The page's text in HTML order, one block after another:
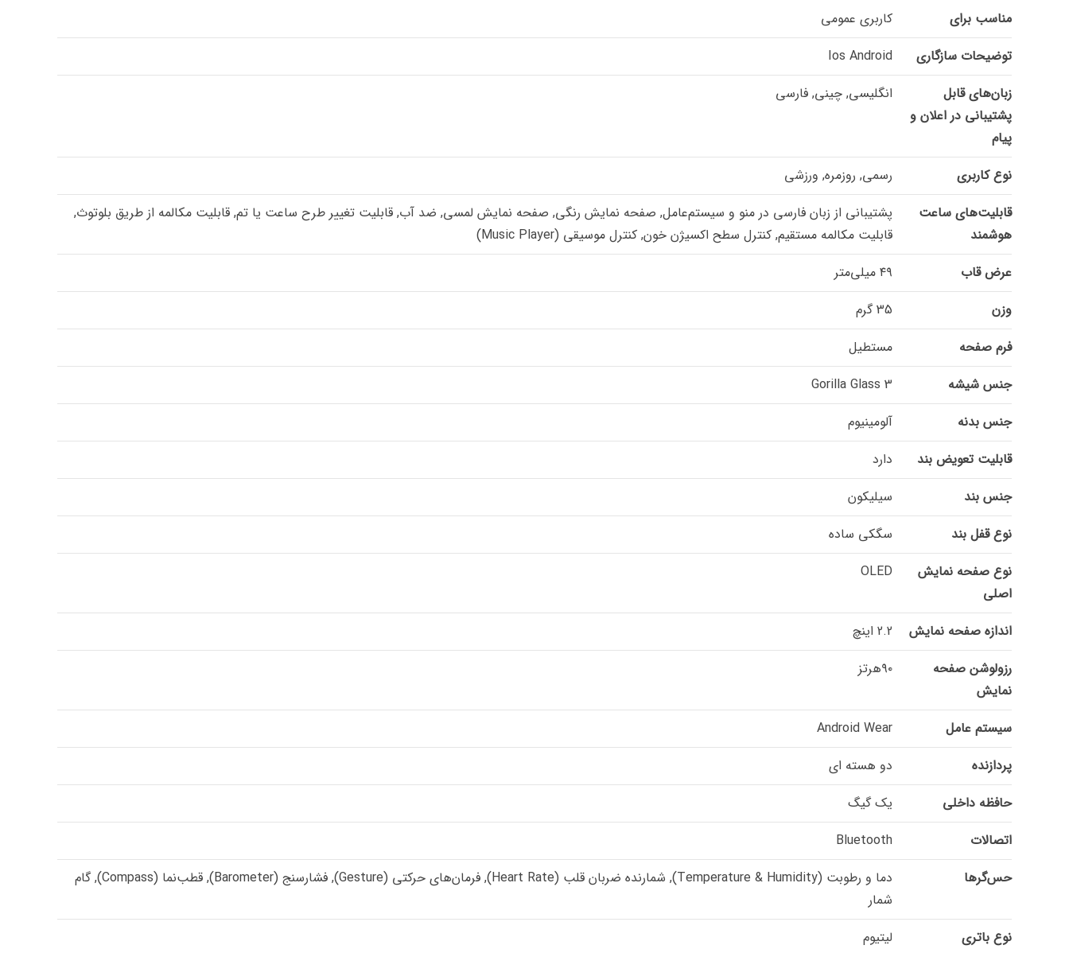
مناسب برای
کاربری عمومی
توضیحات سازگاری
Ios Android
زبان‌های قابل
پشتیبانی در اعلان و
پیام
انگلیسی, چینی, فارسی
نوع کاربری
رسمی, روزمره, ورزشی
قابلیت‌های ساعت
هوشمند
پشتیبانی از زبان فارسی در منو و سیستم‌عامل, صفحه نمایش رنگی, صفحه نمایش لمسی, ضد آب, قابلیت تغییر طرح ساعت یا تم, قابلیت مکالمه از طریق بلوتوث,
قابلیت مکالمه مستقیم, کنترل سطح اکسیژن خون, کنترل موسیقی (Music Player)
عرض قاب
۴۹ میلی‌متر
وزن
35 گرم
فرم صفحه
مستطیل
جنس شیشه
Gorilla Glass 3
جنس بدنه
آلومینیوم
قابلیت تعویض بند
دارد
جنس بند
سیلیکون
نوع قفل بند
سگکی ساده
نوع صفحه نمایش
اصلی
OLED
اندازه صفحه نمایش
2.2 اینچ
رزولوشن صفحه
نمایش
۹۰هرتز
سیستم عامل
Android Wear
پردازنده
دو هسته ای
حافظه داخلی
یک گیگ
اتصالات
Bluetooth
حس‌گرها
دما و رطوبت (Temperature & Humidity), شمارنده ضربان قلب (Heart Rate), فرمان‌های حرکتی (Gesture), فشارسنج (Barometer), قطب‌نما (Compass), گام
شمار
نوع باتری
لیتیوم